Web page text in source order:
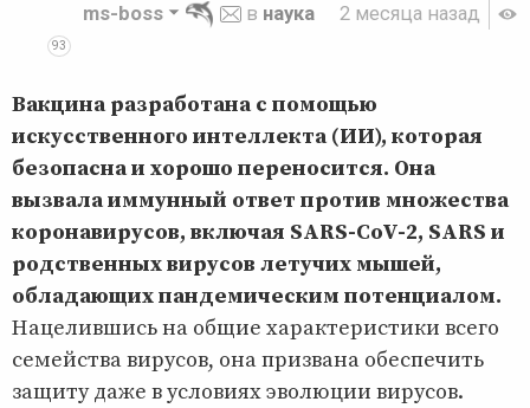
2 месяца назад
93
ms-boss в наука
Вакцина разработана с помощью
искусственного интеллекта (ИИ), которая
безопасна и хорошо переносится. Она
вызвала иммунный ответ против множества
коронавирусов, включая SARS-CoV-2, SARS и
родственных вирусов летучих мышей,
обладающих пандемическим потенциалом.
Нацелившись на общие характеристики всего
семейства вирусов, она призвана обеспечить
защиту даже в условиях эволюции вирусов.